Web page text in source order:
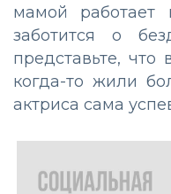
мамой работает
заботится о
представьте,
когда-то жили
актриса сама